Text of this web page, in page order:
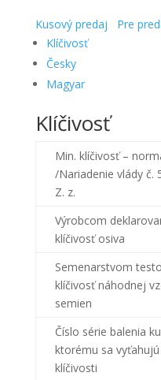
Kusový predaj
Pre
Klíčivosť
Česky
Magyar
Klíčivosť
Min. klíčivosť –
/Nariadenie vlády č.
Z. z.
Výrobcom
klíčivosť osiva
Semenarstvom
klíčivosť náhodnej
semien
Číslo série balenia ku
ktorému sa
klíčivosti